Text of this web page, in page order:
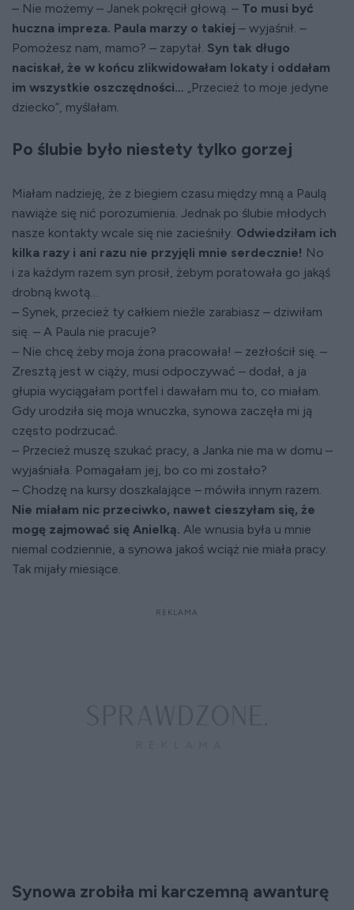
– Nie możemy – Janek pokręcił głową. – To musi być
huczna impreza. Paula marzy o takiej – wyjaśnił. –
Pomożesz nam, mamo? – zapytał. Syn tak długo
naciskał, że w końcu zlikwidowałam lokaty i oddałam
im wszystkie oszczędności… „Przecież to moje jedyne
dziecko”, myślałam.
Po ślubie było niestety tylko gorzej
Miałam nadzieję, że z biegiem czasu między mną a Paulą
nawiąże się nić porozumienia. Jednak po ślubie młodych
nasze kontakty wcale się nie zacieśniły. Odwiedziłam ich
kilka razy i ani razu nie przyjęli mnie serdecznie! No
i za każdym razem syn prosił, żebym poratowała go jakąś
drobną kwotą…
– Synek, przecież ty całkiem nieźle zarabiasz – dziwiłam
się. – A Paula nie pracuje?
– Nie chcę żeby moja żona pracowała! – zezłościł się. –
Zresztą jest w ciąży, musi odpoczywać – dodał, a ja
głupia wyciągałam portfel i dawałam mu to, co miałam.
Gdy urodziła się moja wnuczka, synowa zaczęła mi ją
często podrzucać.
– Przecież muszę szukać pracy, a Janka nie ma w domu –
wyjaśniała. Pomagałam jej, bo co mi zostało?
– Chodzę na kursy doszkalające – mówiła innym razem.
Nie miałam nic przeciwko, nawet cieszyłam się, że
mogę zajmować się Anielką. Ale wnusia była u mnie
niemal codziennie, a synowa jakoś wciąż nie miała pracy.
Tak mijały miesiące.
Synowa zrobiła mi karczemną awanturę